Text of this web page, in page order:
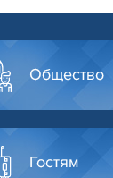
Общество
Гостям